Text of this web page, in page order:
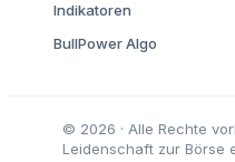
Indikatoren
BullPower Algo
© 2026 · Alle Rechte
Leidenschaft zur Börse